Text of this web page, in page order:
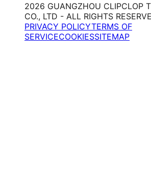
2026 GUANGZHOU CLIPCLOP
CO., LTD - ALL RIGHTS
PRIVACY POLICYTERMS OF
SERVICECOOKIESSITEMAP